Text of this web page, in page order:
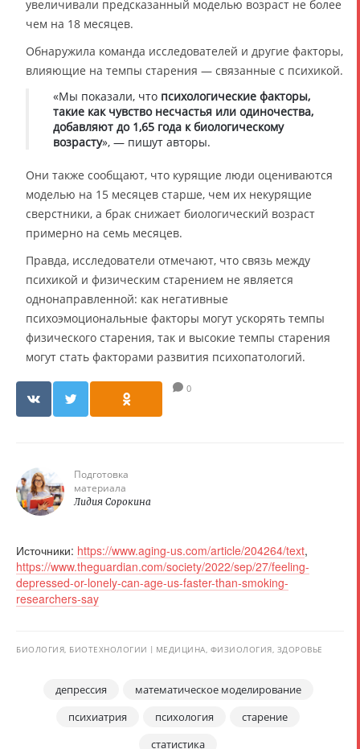
увеличивали предсказанный моделью возраст не более
чем на 18 месяцев.
Обнаружила команда исследователей и другие факторы,
влияющие на темпы старения — связанные с психикой.
«Мы показали, что психологические факторы,
такие как чувство несчастья или одиночества,
добавляют до 1,65 года к биологическому
возрасту», — пишут авторы.
Они также сообщают, что курящие люди оцениваются
моделью на 15 месяцев старше, чем их некурящие
сверстники, а брак снижает биологический возраст
примерно на семь месяцев.
Правда, исследователи отмечают, что связь между
психикой и физическим старением не является
однонаправленной: как негативные
психоэмоциональные факторы могут ускорять темпы
физического старения, так и высокие темпы старения
могут стать факторами развития психопатологий.
0
Подготовка
материала
Лидия Сорокина
Источники: https://www.aging-us.com/article/204264/text,
https://www.theguardian.com/society/2022/sep/27/feeling-
depressed-or-lonely-can-age-us-faster-than-smoking-
researchers-say
БИОЛОГИЯ, БИОТЕХНОЛОГИИ МЕДИЦИНА, ФИЗИОЛОГИЯ, ЗДОРОВЬЕ
депрессия
математическое моделирование
психиатрия
психология
старение
статистика